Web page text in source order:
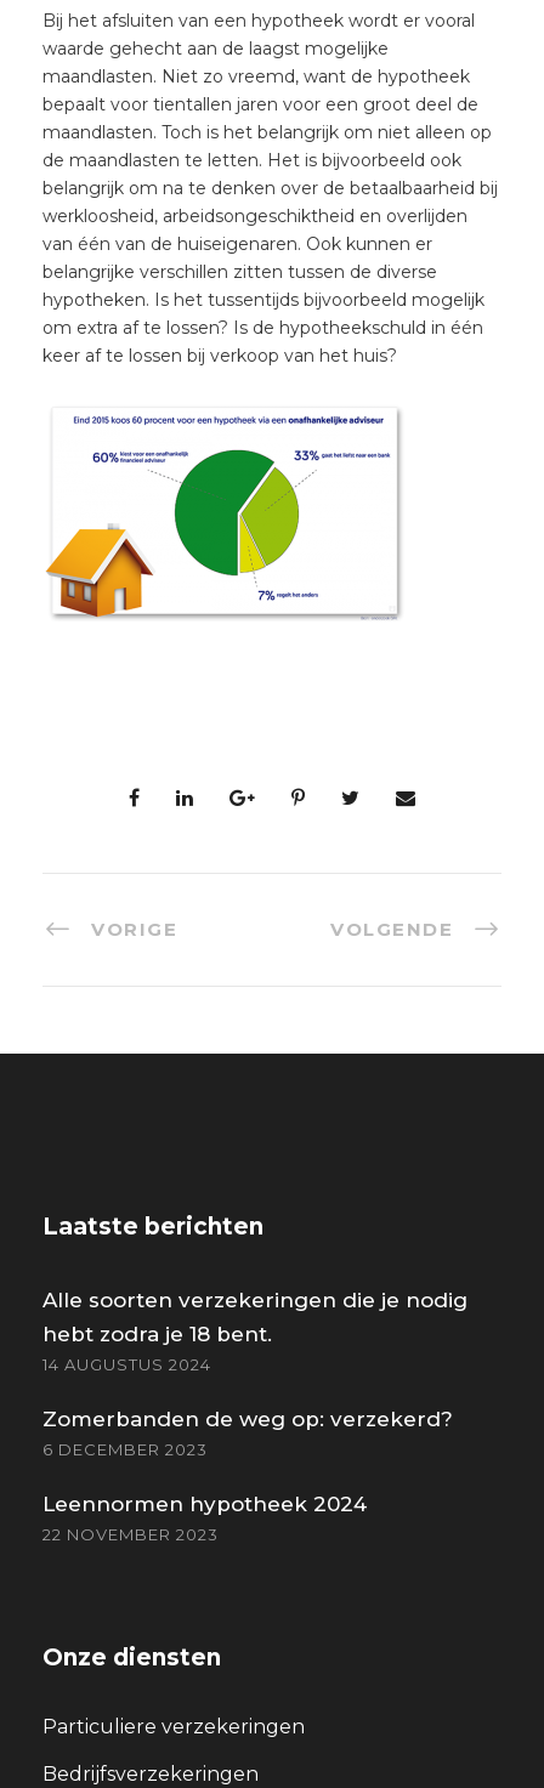
Bij het afsluiten van een hypotheek wordt er vooral
waarde gehecht aan de laagst mogelijke
maandlasten. Niet zo vreemd, want de hypotheek
bepaalt voor tientallen jaren voor een groot deel de
maandlasten. Toch is het belangrijk om niet alleen op
de maandlasten te letten. Het is bijvoorbeeld ook
belangrijk om na te denken over de betaalbaarheid bij
werkloosheid, arbeidsongeschiktheid en overlijden
van één van de huiseigenaren. Ook kunnen er
belangrijke verschillen zitten tussen de diverse
hypotheken. Is het tussentijds bijvoorbeeld mogelijk
om extra af te lossen? Is de hypotheekschuld in één
keer af te lossen bij verkoop van het huis?
VORIGE VOLGENDE
Laatste berichten
Alle soorten verzekeringen die je nodig
hebt zodra je 18 bent.
14 AUGUSTUS 2024
Zomerbanden de weg op: verzekerd?
6 DECEMBER 2023
Leennormen hypotheek 2024
22 NOVEMBER 2023
Onze diensten
Particuliere verzekeringen
Bedrijfsverzekeringen